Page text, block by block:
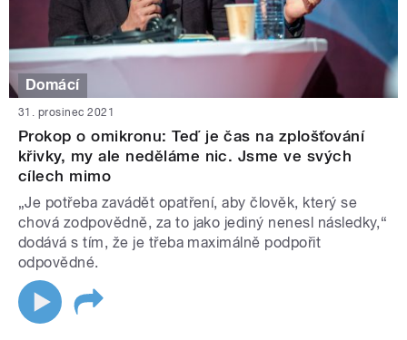
Domácí
31. prosinec 2021
Prokop o omikronu: Teď je čas na zplošťování
křivky, my ale neděláme nic. Jsme ve svých
cílech mimo
„Je potřeba zavádět opatření, aby člověk, který se
chová zodpovědně, za to jako jediný nenesl následky,“
dodává s tím, že je třeba maximálně podpořit
odpovědné.